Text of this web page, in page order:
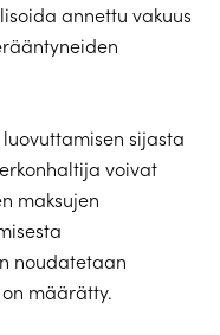
annettu vakuus
sijasta
voivat
maksujen
noudatetaan
määrätty.